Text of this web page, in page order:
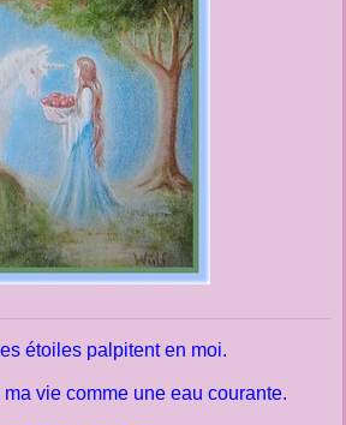
étoiles palpitent en moi.
vie comme une eau courante.